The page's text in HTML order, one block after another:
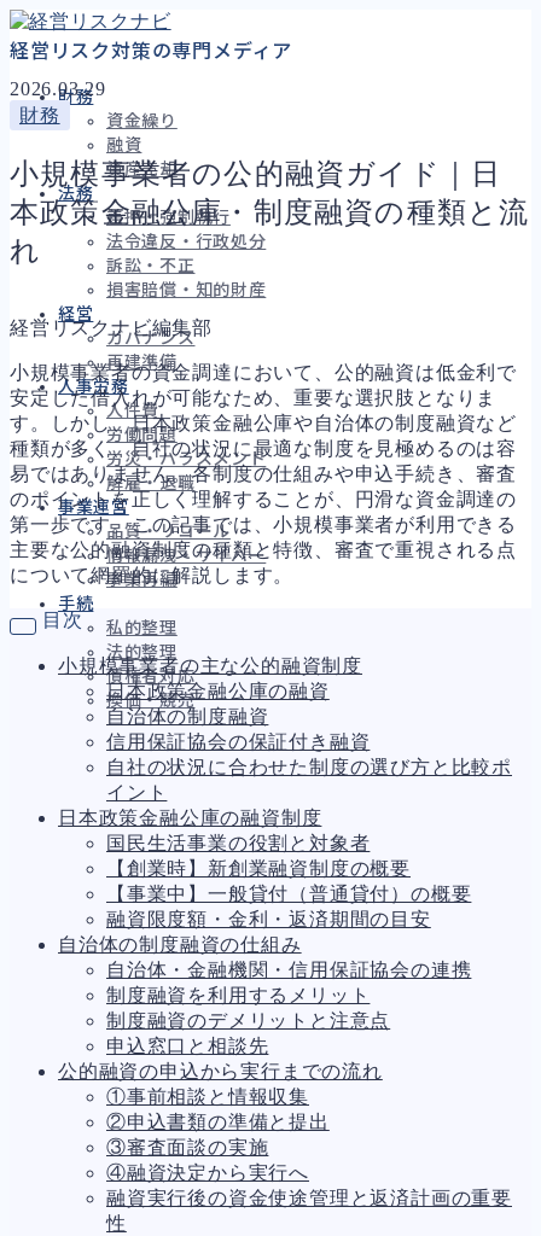
経営リスク対策の専門メディア
財務
資金繰り
融資
資産売却
法務
差押・強制執行
法令違反・行政処分
訴訟・不正
損害賠償・知的財産
経営
ガバナンス
再建準備
人事労務
人件費
労働問題
労災・ハラスメント
解雇・退職
事業運営
品質・リコール
情報漏洩・サイバー
事業再編
手続
私的整理
法的整理
債権者対応
換価・競売
661
資金繰り192
融資276
資産売却 193
法務
1,093
差押・強制執行225
法令違反・行政処分312
訴訟・不正283
損害賠償・知的財産273
経営 157
ガバナンス90
再建準備67
人事労務559
人件費20
労働問題266
労災・ハラスメント145
解雇・退職128
事業運営
2026.03.29
財務
小規模事業者の公的融資ガイド｜日
本政策金融公庫・制度融資の種類と流
れ
経営リスクナビ編集部
小規模事業者の資金調達において、公的融資は低金利で
安定した借入れが可能なため、重要な選択肢となりま
す。しかし、日本政策金融公庫や自治体の制度融資など
種類が多く、自社の状況に最適な制度を見極めるのは容
易ではありません。各制度の仕組みや申込手続き、審査
のポイントを正しく理解することが、円滑な資金調達の
第一歩です。この記事では、小規模事業者が利用できる
主要な公的融資制度の種類と特徴、審査で重視される点
について網羅的に解説します。
目次
小規模事業者の主な公的融資制度
日本政策金融公庫の融資
自治体の制度融資
信用保証協会の保証付き融資
自社の状況に合わせた制度の選び方と比較ポ
イント
日本政策金融公庫の融資制度
国民生活事業の役割と対象者
【創業時】新創業融資制度の概要
【事業中】一般貸付（普通貸付）の概要
融資限度額・金利・返済期間の目安
自治体の制度融資の仕組み
自治体・金融機関・信用保証協会の連携
制度融資を利用するメリット
制度融資のデメリットと注意点
申込窓口と相談先
公的融資の申込から実行までの流れ
①事前相談と情報収集
②申込書類の準備と提出
③審査面談の実施
④融資決定から実行へ
融資実行後の資金使途管理と返済計画の重要
性